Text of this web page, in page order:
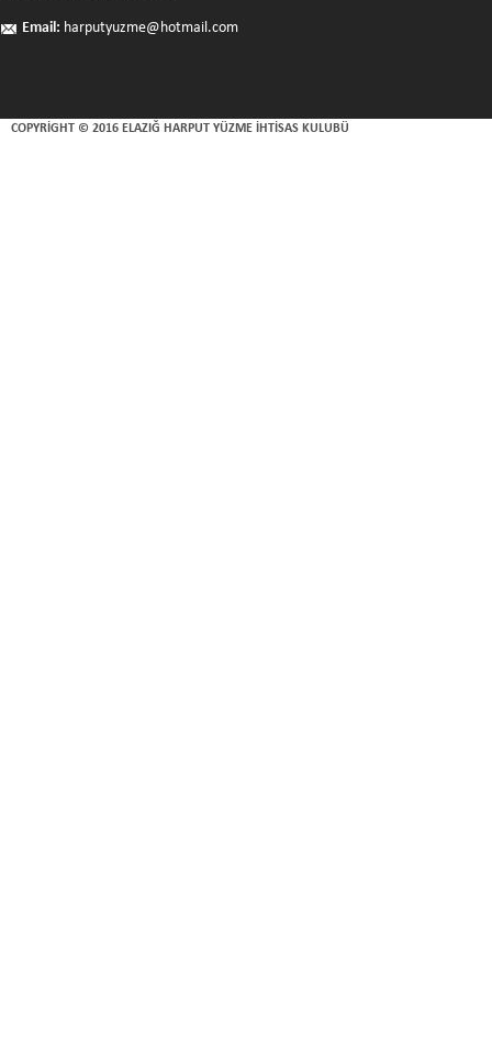
Email: harputyuzme@hotmail.com
COPYRIGHT © 2016 ELAZIĞ HARPUT YÜZME İHTISAS KULUBÜ